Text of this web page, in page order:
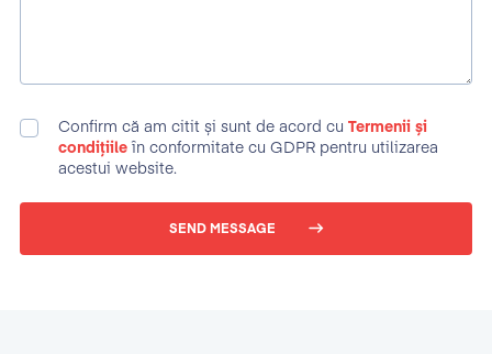
Confirm că am citit și sunt de acord cu Termenii și
condițiile în conformitate cu GDPR pentru utilizarea
acestui website.
SEND MESSAGE